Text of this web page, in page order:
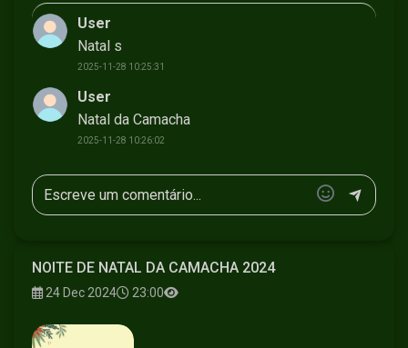
User
Natal s
2025-11-28 10:25:31
User
Natal da Camacha
2025-11-28 10:26:02
NOITE DE NATAL DA CAMACHA 2024
24 Dec 2024 23:00